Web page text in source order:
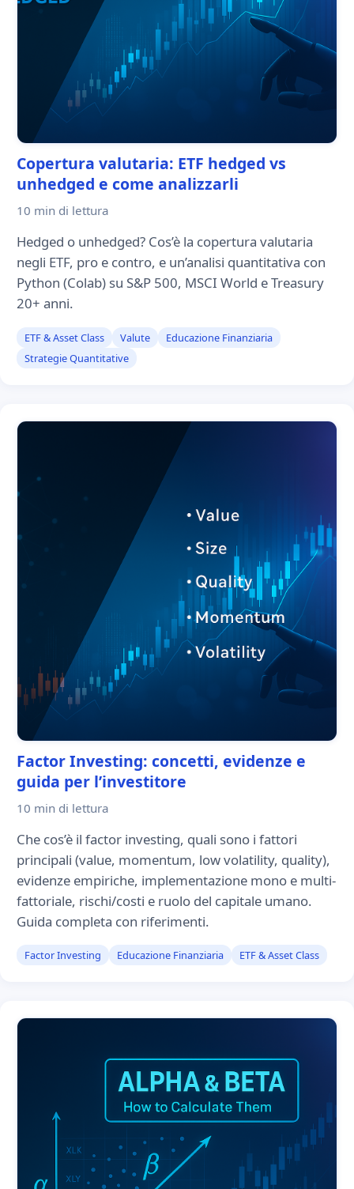
Copertura valutaria: ETF hedged vs
unhedged e come analizzarli
10 min di lettura
Hedged o unhedged? Cos’è la copertura valutaria
negli ETF, pro e contro, e un’analisi quantitativa con
Python (Colab) su S&P 500, MSCI World e Treasury
20+ anni.
ETF & Asset Class Valute
Educazione Finanziaria
Strategie Quantitative
Factor Investing: concetti, evidenze e
guida per l’investitore
10 min di lettura
Che cos’è il factor investing, quali sono i fattori
principali (value, momentum, low volatility, quality),
evidenze empiriche, implementazione mono e multi-
fattoriale, rischi/costi e ruolo del capitale umano.
Guida completa con riferimenti.
Factor Investing Educazione Finanziaria ETF & Asset Class